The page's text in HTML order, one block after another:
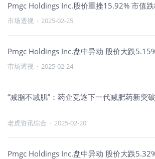
Pmgc Holdings Inc.股价重挫15.92% 市值
市场透视 · 2025-02-25
Pmgc Holdings Inc.盘中异动 股价大跌
市场透视 · 2025-02-24
“减脂不减肌”：药企竞逐下一代减肥药新突破
老虎资讯综合 · 2025-02-20
Pmgc Holdings Inc.盘中异动 股价大跌